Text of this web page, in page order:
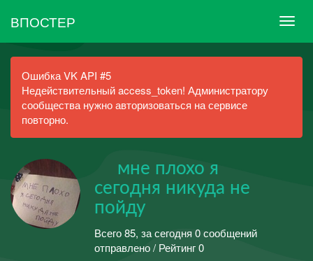
ВПОСТЕР
Ошибка VK API #5
Недействительный access_token! Администратору
сообщества нужно авторизоваться на сервисе
повторно.
мне плохо я
сегодня никуда не
пойду
Всего 85, за сегодня 0 сообщений
отправлено / Рейтинг 0